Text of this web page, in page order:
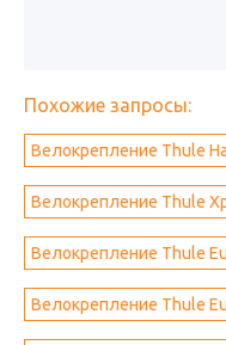
Похожие запросы:
Велокрепление Thule
Велокрепление Thule
Велокрепление Thule
Велокрепление Thule